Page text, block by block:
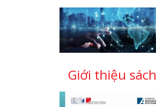
Giới thiệu sách